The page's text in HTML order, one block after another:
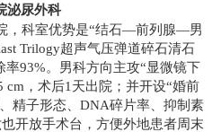
泌尿外科
，科室优势是“结石—前列腺—男
Trilogy超声气压弹道碎石清石
93%。男科方向主攻“显微镜下
cm，术后1天出院；并开设“婚前
精子形态、DNA碎片率、抑制素
开放手术台，方便外地患者周末